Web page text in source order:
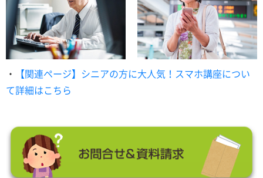
・
【関連ページ】シニアの方に大人気！スマホ講座につい
て詳細はこちら